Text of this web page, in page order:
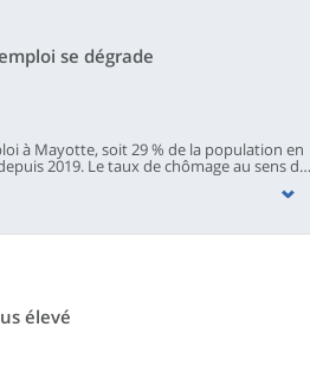
se dégrade
à Mayotte, soit 29 % de la population en
2019. Le taux de chômage au sens du
sept points de plus qu’avant la crise
ans souhaiterait travailler mais n’effectue
élevé